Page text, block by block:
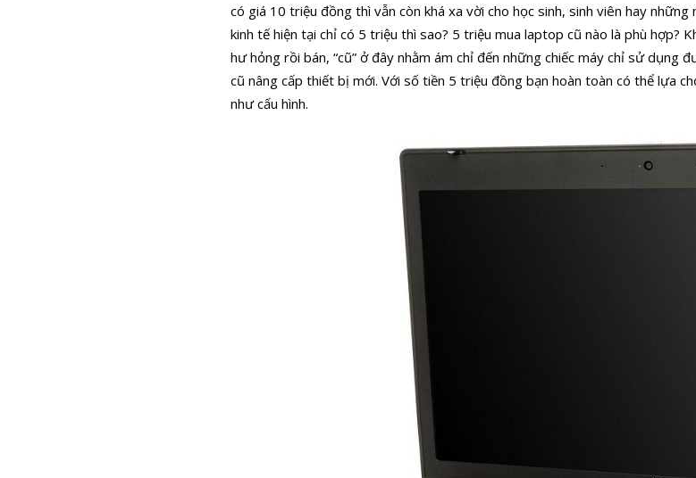
có giá 10 triệu đồng thì vẫn còn khá xa vời cho học sinh, sinh viên hay những
kinh tế hiện tại chỉ có 5 triệu thì sao? 5 triệu mua laptop cũ nào là phù hợp?
hư hỏng rồi bán, “cũ” ở đây nhằm ám chỉ đến những chiếc máy chỉ sử dụng
cũ nâng cấp thiết bị mới. Với số tiền 5 triệu đồng bạn hoàn toàn có thể lựa
như cấu hình.